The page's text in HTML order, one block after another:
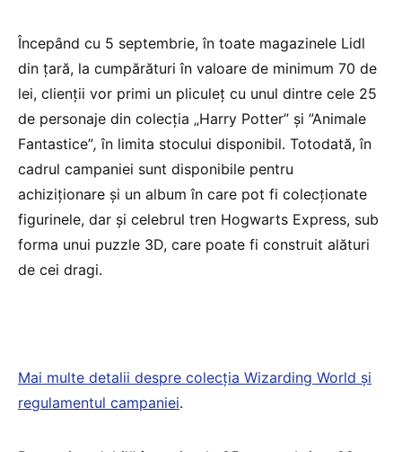
Începând cu 5 septembrie, în toate magazinele Lidl
din țară, la cumpărături în valoare de minimum 70 de
lei, clienții vor primi un pliculeț cu unul dintre cele 25
de personaje din colecția „Harry Potter” și ”Animale
Fantastice”,în limita stocului disponibil. Totodată, în
cadrul campaniei sunt disponibile pentru
achiziționare și un album în care pot fi colecționate
figurinele, dar și celebrul tren Hogwarts Express, sub
forma unui puzzle 3D, care poate fi construit alături
de cei dragi.
Mai multe detalii despre colecția Wizarding World și
regulamentul campaniei.